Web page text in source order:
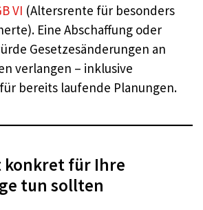
VI (Altersrente für besonders
Eine Abschaffung oder
Gesetzesänderungen an
verlangen – inklusive
bereits laufende Planungen.
konkret für Ihre
tun sollten